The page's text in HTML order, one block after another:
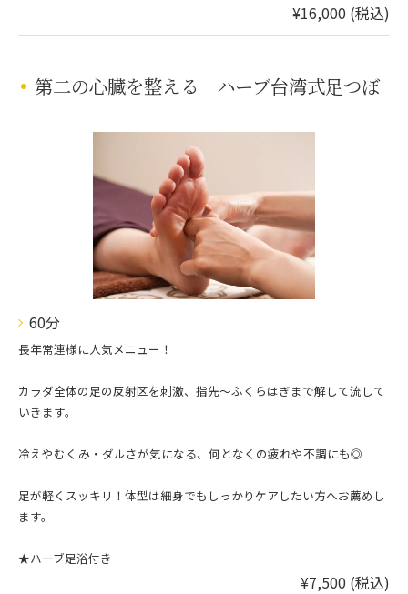
¥16,000 (税込)
第二の心臓を整える ハーブ台湾式足つぼ
60分
長年常連様に人気メニュー！
カラダ全体の足の反射区を刺激、指先〜ふくらはぎまで解して流して
いきます。
冷えやむくみ・ダルさが気になる、何となくの疲れや不調にも◎
足が軽くスッキリ！体型は細身でもしっかりケアしたい方へお薦めし
ます。
★ハーブ足浴付き
¥7,500 (税込)